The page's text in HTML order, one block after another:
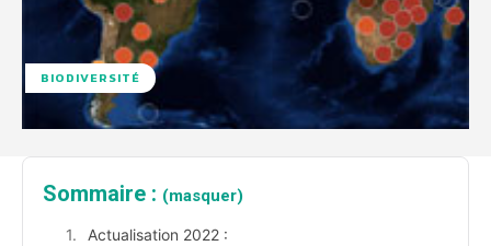
BIODIVERSITÉ
Sommaire : (masquer)
Actualisation 2022 :